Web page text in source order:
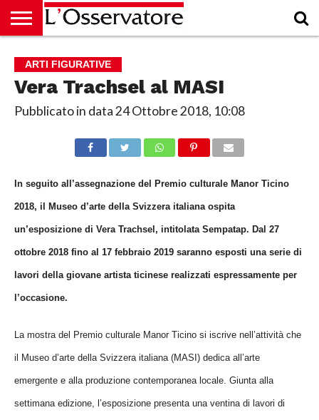
CULTURA
ECONOMIA
RUBRICHE
ARCHIVIO
PODCAST
ABBONAMENTO
CHI
SIAMO
ACCEDI
ARTI FIGURATIVE
Vera Trachsel al MASI
Pubblicato in data24 Ottobre 2018, 10:08
In seguito all’assegnazione del Premio culturale Manor Ticino
2018, il Museo d’arte della Svizzera italiana ospita
un’esposizione di Vera Trachsel, intitolata Sempatap. Dal 27
ottobre 2018 fino al 17 febbraio 2019 saranno esposti una serie di
lavori della giovane artista ticinese realizzati espressamente per
l’occasione.
La mostra del Premio culturale Manor Ticino si iscrive nell’attività che
il Museo d’arte della Svizzera italiana (MASI) dedica all’arte
emergente e alla produzione contemporanea locale. Giunta alla
settimana edizione, l’esposizione presenta una ventina di lavori di